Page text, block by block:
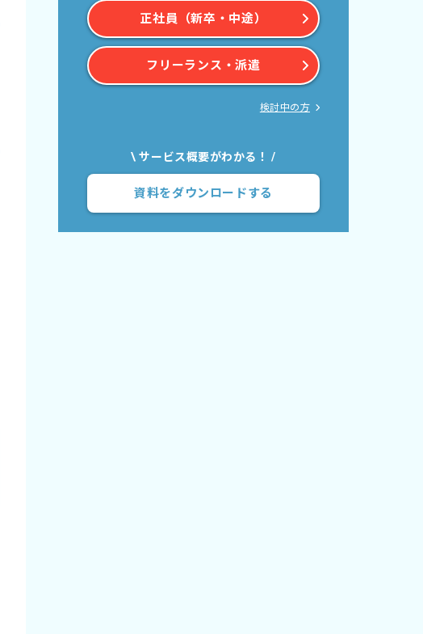
正社員（新卒・中途）
フリーランス・派遣
検討中の方
\ サービス概要がわかる！ /
資料をダウンロードする